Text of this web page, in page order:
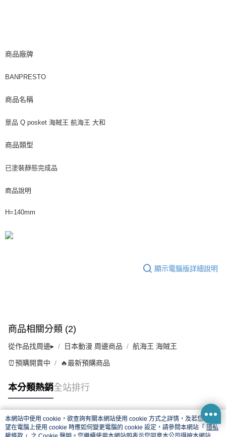
商品廠牌
BANPRESTO
商品名稱
景品 Q posket 海賊王 航海王 大和
商品類型
已塗裝靜態完成品
商品說明
H=140mm
顯示電腦版詳細說明
商品相關分類 (2)
從作品找周邊▸ 日本動漫 周邊商品 航海王 海賊王
⏰預購開賣中 🔥最新預購商品
本分類熱銷全站排行
熱門標籤
本網站中使用 cookie，欲查詢有關本網站使用 cookie 方式之詳情，及若您不希
望在電腦上使用 cookie 時應如何變更電腦的 cookie 設定，請參閱本網站「 隱私